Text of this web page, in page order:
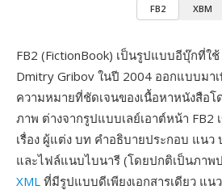
FB2 XBM
FB2 (FictionBook) เป็นรูปแบบอีบุ๊กที่ใ
Dmitry Gribov ในปี 2004 ออกแบบมา
ความหมายที่ชัดเจนของเนื้อหาหนังสือโ
ภาพ ต่างจากรูปแบบเลย์เอาต์หน้า FB2
เรื่อง ผู้แต่ง บท คำอธิบายประกอบ แนว
และไฟล์แนบไบนารี (โดยปกติเป็นภาพ
XML ที่มีรูปแบบดีเพียงเอกสารเดียว แน